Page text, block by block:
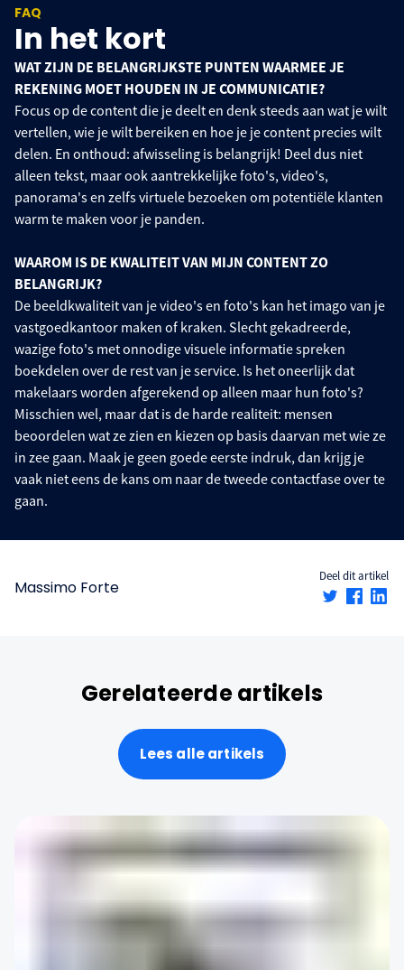
FAQ
In het kort
WAT ZIJN DE BELANGRIJKSTE PUNTEN WAARMEE JE
REKENING MOET HOUDEN IN JE COMMUNICATIE?
Focus op de content die je deelt en denk steeds aan wat je wilt
vertellen, wie je wilt bereiken en hoe je je content precies wilt
delen. En onthoud: afwisseling is belangrijk! Deel dus niet
alleen tekst, maar ook aantrekkelijke foto's, video's,
panorama's en zelfs virtuele bezoeken om potentiële klanten
warm te maken voor je panden.
WAAROM IS DE KWALITEIT VAN MIJN CONTENT ZO
BELANGRIJK?
De beeldkwaliteit van je video's en foto's kan het imago van je
vastgoedkantoor maken of kraken. Slecht gekadreerde,
wazige foto's met onnodige visuele informatie spreken
boekdelen over de rest van je service. Is het oneerlijk dat
makelaars worden afgerekend op alleen maar hun foto's?
Misschien wel, maar dat is de harde realiteit: mensen
beoordelen wat ze zien en kiezen op basis daarvan met wie ze
in zee gaan. Maak je geen goede eerste indruk, dan krijg je
vaak niet eens de kans om naar de tweede contactfase over te
gaan.
Massimo Forte
Deel dit artikel
Gerelateerde artikels
Lees alle artikels